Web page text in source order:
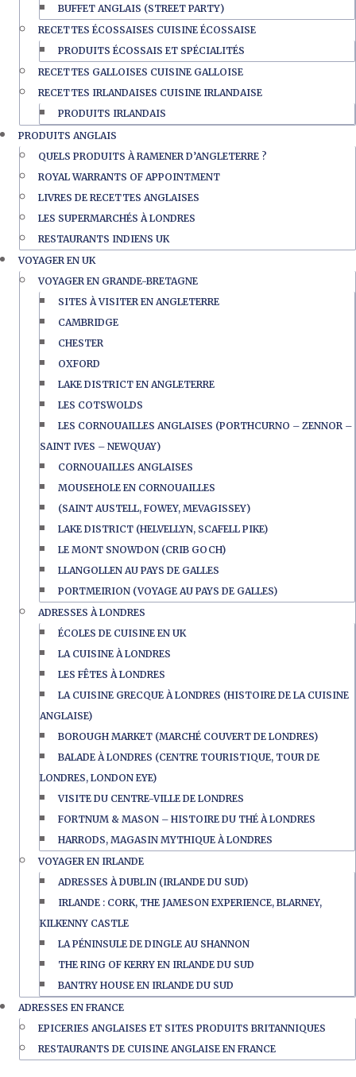
BUFFET ANGLAIS (STREET PARTY)
RECETTES ÉCOSSAISES CUISINE ÉCOSSAISE
PRODUITS ÉCOSSAIS ET SPÉCIALITÉS
RECETTES GALLOISES CUISINE GALLOISE
RECETTES IRLANDAISES CUISINE IRLANDAISE
PRODUITS IRLANDAIS
PRODUITS ANGLAIS
QUELS PRODUITS À RAMENER D’ANGLETERRE ?
ROYAL WARRANTS OF APPOINTMENT
LIVRES DE RECETTES ANGLAISES
LES SUPERMARCHÉS À LONDRES
RESTAURANTS INDIENS UK
VOYAGER EN UK
VOYAGER EN GRANDE-BRETAGNE
SITES À VISITER EN ANGLETERRE
CAMBRIDGE
CHESTER
OXFORD
LAKE DISTRICT EN ANGLETERRE
LES COTSWOLDS
LES CORNOUAILLES ANGLAISES (PORTHCURNO – ZENNOR –
SAINT IVES – NEWQUAY)
CORNOUAILLES ANGLAISES
MOUSEHOLE EN CORNOUAILLES
(SAINT AUSTELL, FOWEY, MEVAGISSEY)
LAKE DISTRICT (HELVELLYN, SCAFELL PIKE)
LE MONT SNOWDON (CRIB GOCH)
LLANGOLLEN AU PAYS DE GALLES
PORTMEIRION (VOYAGE AU PAYS DE GALLES)
ADRESSES À LONDRES
ÉCOLES DE CUISINE EN UK
LA CUISINE À LONDRES
LES FÊTES À LONDRES
LA CUISINE GRECQUE À LONDRES (HISTOIRE DE LA CUISINE
ANGLAISE)
BOROUGH MARKET (MARCHÉ COUVERT DE LONDRES)
BALADE À LONDRES (CENTRE TOURISTIQUE, TOUR DE
LONDRES, LONDON EYE)
VISITE DU CENTRE-VILLE DE LONDRES
FORTNUM & MASON – HISTOIRE DU THÉ À LONDRES
HARRODS, MAGASIN MYTHIQUE À LONDRES
VOYAGER EN IRLANDE
ADRESSES À DUBLIN (IRLANDE DU SUD)
IRLANDE : CORK, THE JAMESON EXPERIENCE, BLARNEY,
KILKENNY CASTLE
LA PÉNINSULE DE DINGLE AU SHANNON
THE RING OF KERRY EN IRLANDE DU SUD
BANTRY HOUSE EN IRLANDE DU SUD
ADRESSES EN FRANCE
EPICERIES ANGLAISES ET SITES PRODUITS BRITANNIQUES
RESTAURANTS DE CUISINE ANGLAISE EN FRANCE